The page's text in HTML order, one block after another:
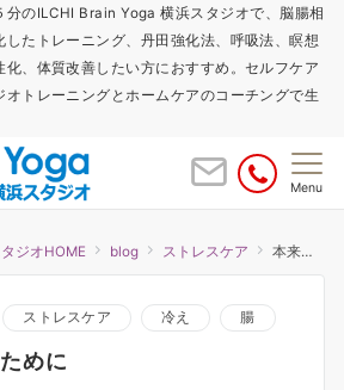
分のILCHI Brain Yoga 横浜スタジオで、脳腸相
したトレーニング、丹田強化法、呼吸法、瞑想
化、体質改善したい方におすすめ。セルフケア
トレーニングとホームケアのコーチングで生
Menu
ジオHOME blog ストレスケア 本来の私になるために
ストレスケア 冷え 腸
めに